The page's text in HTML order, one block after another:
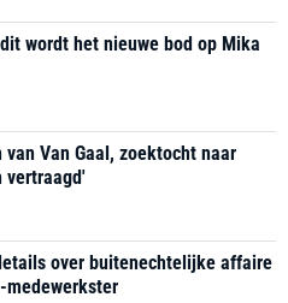
wordt het nieuwe bod op Mika
van Van Gaal, zoektocht naar
vertraagd'
over buitenechtelijke affaire
medewerkster